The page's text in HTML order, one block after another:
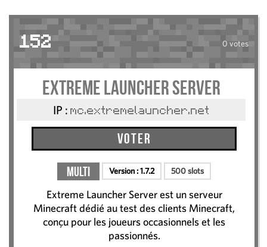
152 0 votes
Extreme Launcher Server
IP : mc.extremelauncher.net
Voter
Multi Version :1.7.2 500 slots
Extreme Launcher Server est un serveur
Minecraft dédié au test des clients Minecraft,
conçu pour les joueurs occasionnels et les
passionnés.